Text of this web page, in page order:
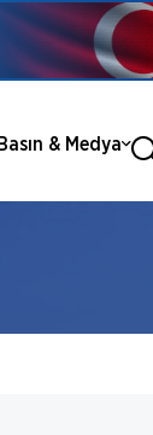
Basın & Medya